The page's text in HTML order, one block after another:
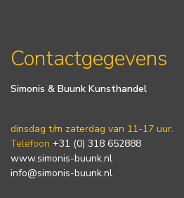
Contactgegevens
Simonis & Buunk Kunsthandel
dinsdag t/m zaterdag van 11-17 uur.
Telefoon +31 (0) 318 652888
www.simonis-buunk.nl
info@simonis-buunk.nl